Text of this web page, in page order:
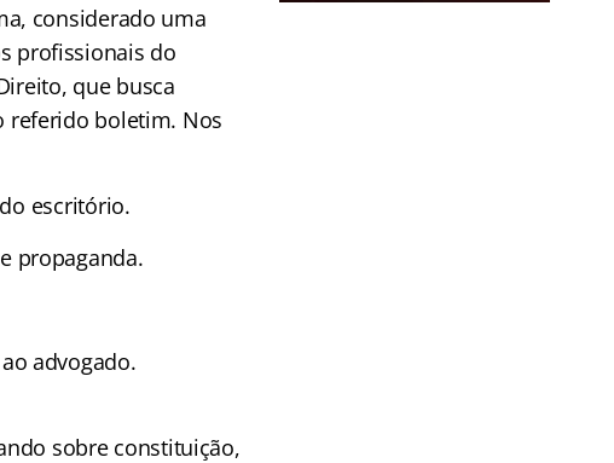
considerado uma
profissionais do
que busca
referido boletim. Nos
escritório.
propaganda.
advogado.
sobre constituição,